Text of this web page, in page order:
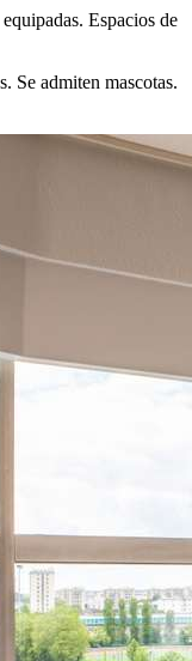
Espacios de
Se admiten mascotas.